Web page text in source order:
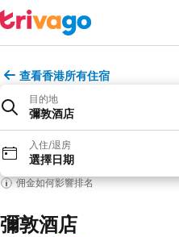
查看香港所有住宿
目的地
彌敦酒店
入住/退房
選擇日期
佣金如何影響排名
彌敦酒店